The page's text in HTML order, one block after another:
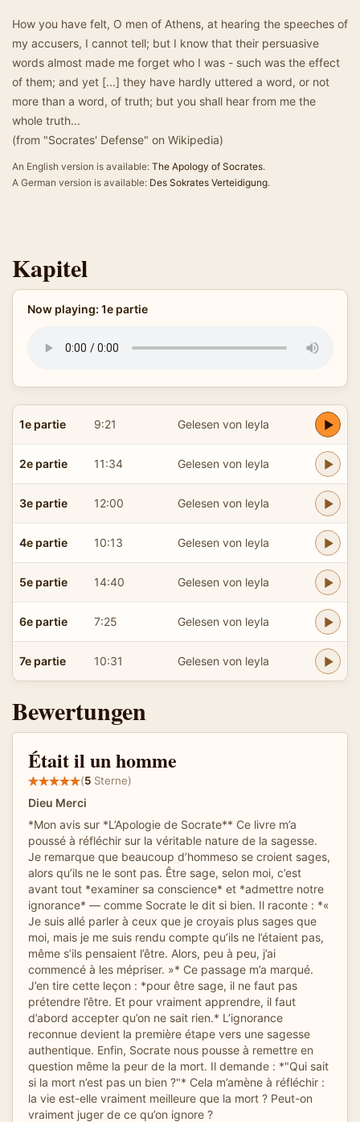
How you have felt, O men of Athens, at hearing the speeches of
my accusers, I cannot tell; but I know that their persuasive
words almost made me forget who I was - such was the effect
of them; and yet [...] they have hardly uttered a word, or not
more than a word, of truth; but you shall hear from me the
whole truth...
(from "Socrates' Defense" on Wikipedia)
An English version is available: The Apology of Socrates.
A German version is available: Des Sokrates Verteidigung.
Kapitel
Now playing: 1e partie
1e partie 9:21 Gelesen von leyla
2e partie 11:34 Gelesen von leyla
3e partie 12:00 Gelesen von leyla
4e partie 10:13 Gelesen von leyla
5e partie 14:40 Gelesen von leyla
6e partie 7:25 Gelesen von leyla
7e partie 10:31 Gelesen von leyla
Bewertungen
Était il un homme
(5 Sterne)
Dieu Merci
*Mon avis sur *L’Apologie de Socrate** Ce livre m’a
poussé à réfléchir sur la véritable nature de la sagesse.
Je remarque que beaucoup d’hommeso se croient sages,
alors qu’ils ne le sont pas. Être sage, selon moi, c’est
avant tout *examiner sa conscience* et *admettre notre
ignorance* — comme Socrate le dit si bien. Il raconte : *«
Je suis allé parler à ceux que je croyais plus sages que
moi, mais je me suis rendu compte qu’ils ne l’étaient pas,
même s’ils pensaient l’être. Alors, peu à peu, j’ai
commencé à les mépriser. »* Ce passage m’a marqué.
J’en tire cette leçon : *pour être sage, il ne faut pas
prétendre l’être. Et pour vraiment apprendre, il faut
d’abord accepter qu’on ne sait rien.* L’ignorance
reconnue devient la première étape vers une sagesse
authentique. Enfin, Socrate nous pousse à remettre en
question même la peur de la mort. Il demande : *"Qui sait
si la mort n’est pas un bien ?"* Cela m’amène à réfléchir :
la vie est-elle vraiment meilleure que la mort ? Peut-on
vraiment juger de ce qu’on ignore ?